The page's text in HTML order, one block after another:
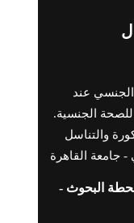
عند
للصحة الجنسية.
والتناسل
- جامعة القاهرة
البحوث -